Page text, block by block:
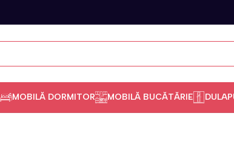
MOBILĂ DORMITOR MOBILĂ BUCĂTĂRIE